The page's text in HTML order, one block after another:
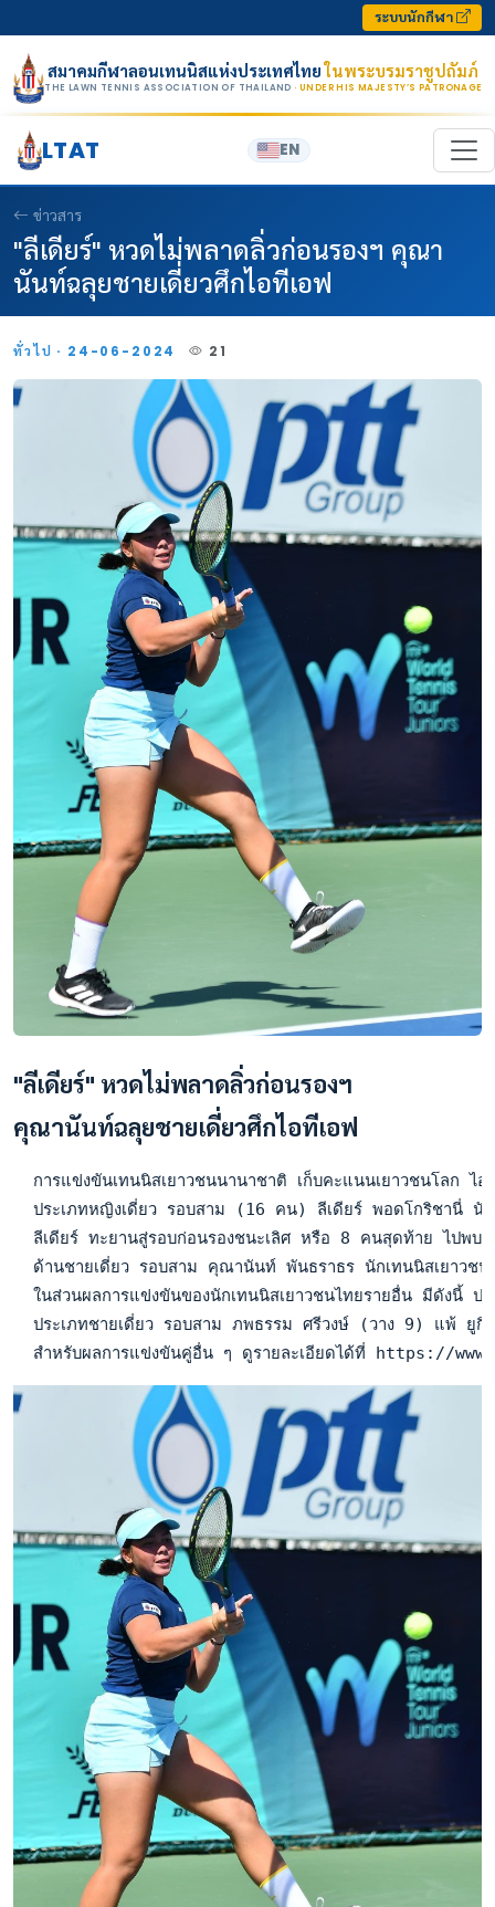
ระบบนักกีฬา
สมาคมกีฬาลอนเทนนิสแห่งประเทศไทยในพระบรมราชูปถัมภ์
THE LAWN TENNIS ASSOCIATION OF THAILAND · UNDER HIS MAJESTY’S PATRONAGE
LTAT EN
ข่าวสาร
"ลีเดียร์" หวดไม่พลาดลิ่วก่อนรองฯ คุณา
นันท์ฉลุยชายเดี่ยวศึกไอทีเอฟ
ทั่วไป · 24-06-2024 21
"ลีเดียร์" หวดไม่พลาดลิ่วก่อนรองฯ
คุณานันท์ฉลุยชายเดี่ยวศึกไอทีเอฟ
การแข่งขันเทนนิสเยาวชนนานาชาติ เก็บคะแนนเยาวชนโลก ไ
ประเภทหญิงเดี่ยว รอบสาม (16 คน) ลีเดียร์ พอดโกริชานี่ นั
ลีเดียร์ ทะยานสู่รอบก่อนรองชนะเลิศ หรือ 8 คนสุดท้าย ไปพบ
ด้านชายเดี่ยว รอบสาม คุณานันท์ พันธราธร นักเทนนิสเยาวช
ในส่วนผลการแข่งขันของนักเทนนิสเยาวชนไทยรายอื่น มีดังนี้
ประเภทชายเดี่ยว รอบสาม ภพธรรม ศรีวงษ์ (วาง 9) แพ้
สำหรับผลการแข่งขันคู่อื่น ๆ ดูรายละเอียดได้ที่ https://